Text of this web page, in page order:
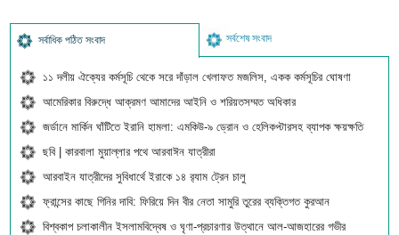
সর্বাধিক পঠিত সংবাদ সর্বশেষ সংবাদ
১১ দলীয় ঐক্যের কর্মসূচি থেকে সরে দাঁড়াল খেলাফত মজলিস, একক কর্মসূচির ঘোষণা
আমেরিকার বিরুদ্ধে আক্রমণ আমাদের আইনি ও শরিয়তসম্মত অধিকার
জর্ডানে মার্কিন ঘাঁটিতে ইরানি হামলা: এমকিউ-৯ ড্রোন ও হেলিকপ্টারসহ ব্যাপক ক্ষয়ক্ষতি
ছবি | কারবালা মুয়াল্লার পথে আরবাঈন যাত্রীরা
আরবাইন যাত্রীদের সুবিধার্থে ইরাকে ১৪ র‍্যাম ট্রেন চালু
ফ্রান্সের কাছে গিনির দাবি: ফিরিয়ে দিন বীর নেতা সামুরি তুরের ব্যক্তিগত কুরআন
বিশ্বকাপ চলাকালীন ইসলামবিদ্বেষ ও ঘৃণা-প্রচারণার উত্থানে আল-আজহারের গভীর